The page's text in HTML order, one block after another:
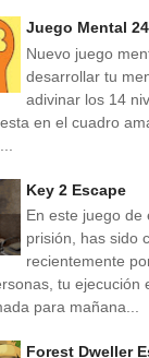
Juego Mental 24
Nuevo juego
desarrollar tu
adivinar los 14
en el cuadro
Key 2 Escape
En este juego de
prisión, has sido
recientemente
tu ejecución
para mañana...
Forest Dweller